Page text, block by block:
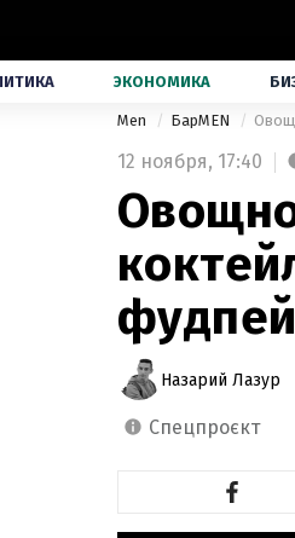
ЭКОНОМИКА
Men БарMEN
12 ноября, 17:40
Назарий Лазур
спецпроєкт